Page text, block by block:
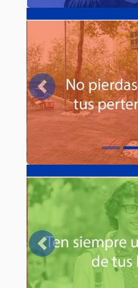
Previous
Previous